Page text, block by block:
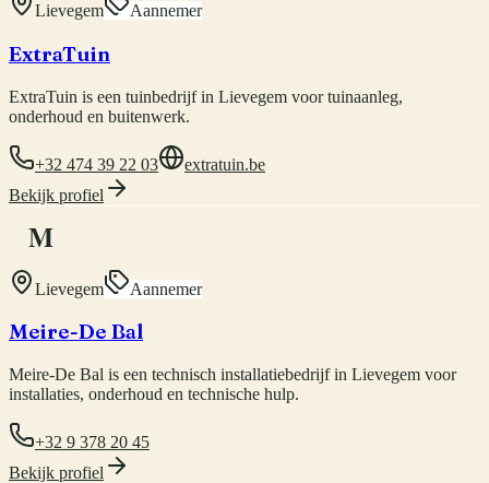
Lievegem Aannemer
ExtraTuin
ExtraTuin is een tuinbedrijf in Lievegem voor tuinaanleg,
onderhoud en buitenwerk.
+32 474 39 22 03
extratuin.be
Bekijk profiel
M
Lievegem Aannemer
Meire-De Bal
Meire-De Bal is een technisch installatiebedrijf in Lievegem voor
installaties, onderhoud en technische hulp.
+32 9 378 20 45
Bekijk profiel